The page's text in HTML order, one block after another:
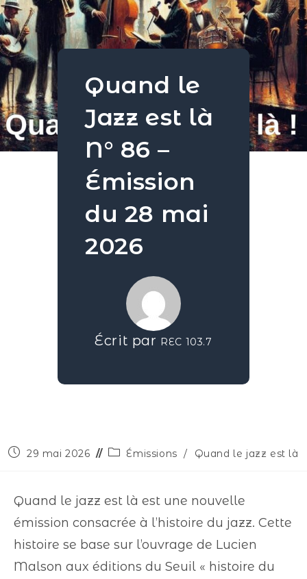
Quand le
Jazz est là
N° 86 –
Émission
du 28 mai
2026
Écrit par REC 103.7
29 mai 2026 Émissions / Quand le jazz est là
Quand le jazz est là est une nouvelle
émission consacrée à l’histoire du jazz. Cette
histoire se base sur l’ouvrage de Lucien
Malson aux éditions du Seuil « histoire du